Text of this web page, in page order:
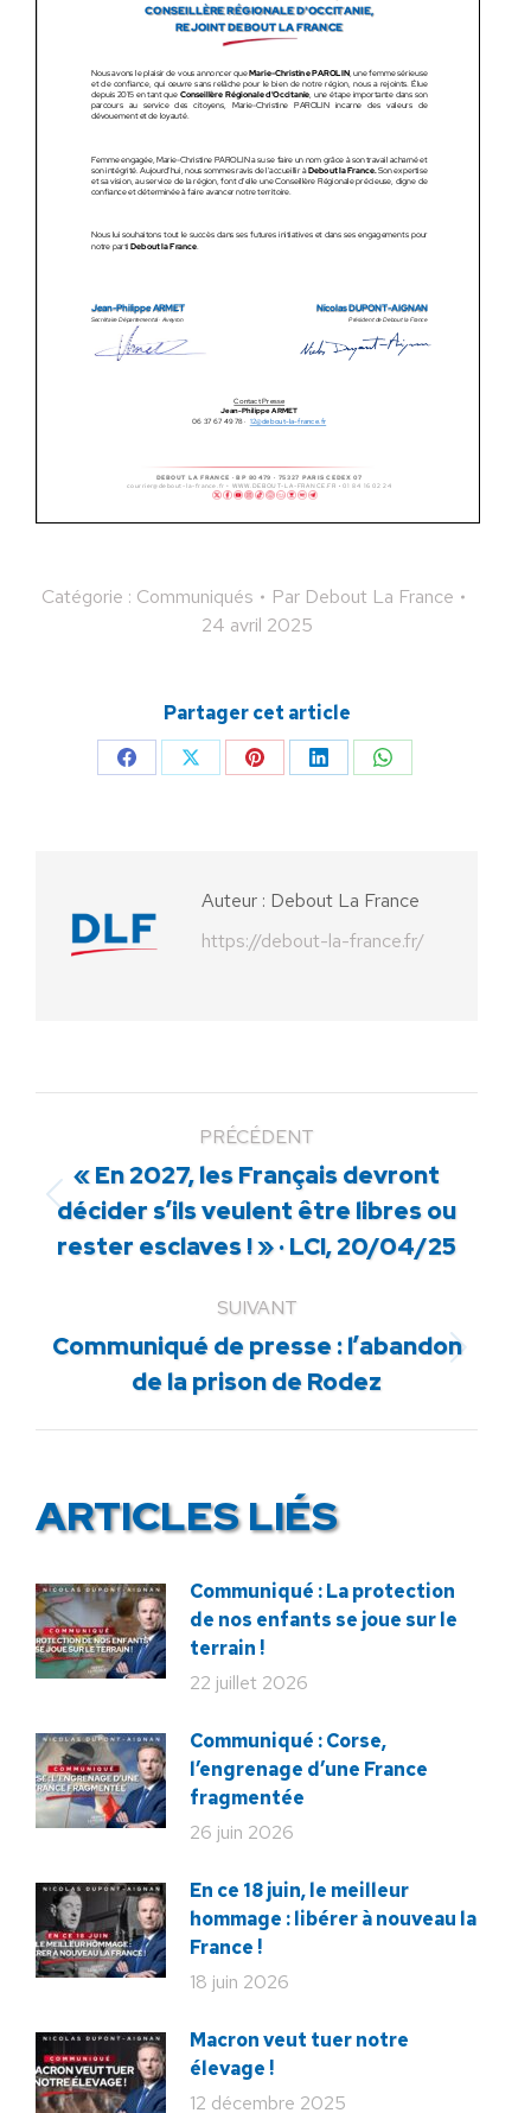
Catégorie : Communiqués Par Debout La France
24 avril 2025
Partager cet article
PartagerPartagerPartagerPartagerPartager
Auteur : Debout La France
https://debout-la-france.fr/
PRÉCÉDENT
Article
précédent
:
« En 2027, les Français devront
décider s’ils veulent être libres ou
rester esclaves ! » · LCI, 20/04/25
SUIVANT
Article
suivant
Communiqué de presse : l’abandon
de la prison de Rodez
ARTICLES LIÉS
Communiqué : La protection
de nos enfants se joue sur le
terrain !
22 juillet 2026
Communiqué : Corse,
l’engrenage d’une France
fragmentée
26 juin 2026
En ce 18 juin, le meilleur
hommage : libérer à nouveau la
France !
18 juin 2026
Macron veut tuer notre
élevage !
12 décembre 2025